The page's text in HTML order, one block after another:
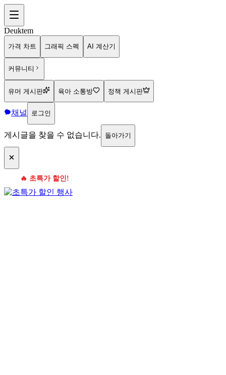
Deuktem
가격 차트 그래픽 스펙 AI 계산기
커뮤니티
유머 게시판 육아 소통방 정책 게시판
채널 로그인
게시글을 찾을 수 없습니다. 돌아가기
🔥 초특가 할인!